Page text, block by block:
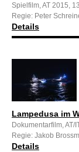
Spielfilm, AT 2015,
Regie: Peter
Details
Lampedusa im
Dokumentarfilm, AT/
Regie: Jakob
Details